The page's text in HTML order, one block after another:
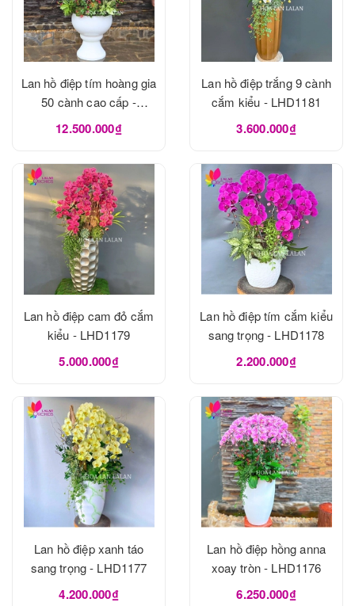
Lan hồ điệp tím hoàng gia
50 cành cao cấp -
LHD1182
12.500.000₫
Lan hồ điệp trắng 9 cành
cắm kiểu - LHD1181
3.600.000₫
Lan hồ điệp cam đỏ cắm
kiểu - LHD1179
5.000.000₫
Lan hồ điệp tím cắm kiểu
sang trọng - LHD1178
2.200.000₫
Lan hồ điệp xanh táo
sang trọng - LHD1177
4.200.000₫
Lan hồ điệp hồng anna
xoay tròn - LHD1176
6.250.000₫